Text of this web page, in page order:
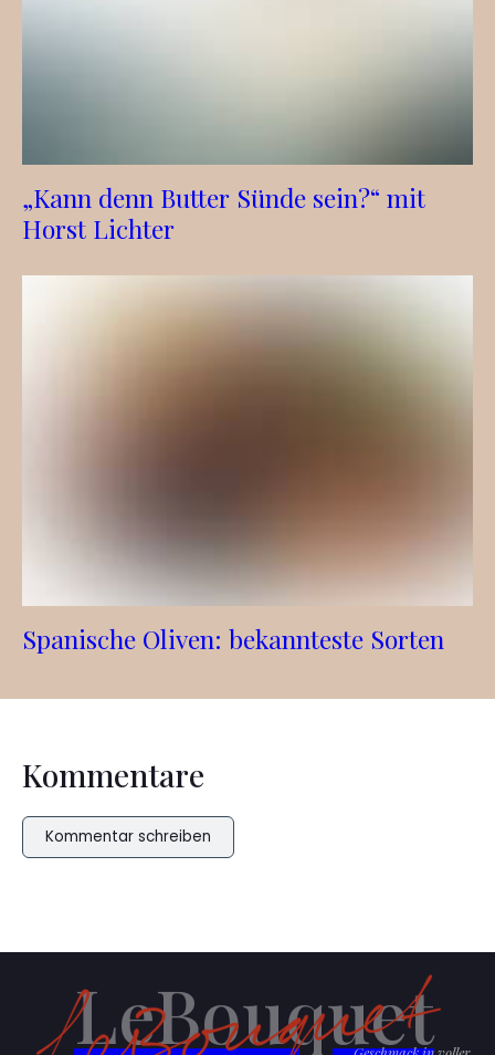
„Kann denn Butter Sünde sein?“ mit
Horst Lichter
Spanische Oliven: bekannteste Sorten
Kommentare
Kommentar schreiben
LeBouquet